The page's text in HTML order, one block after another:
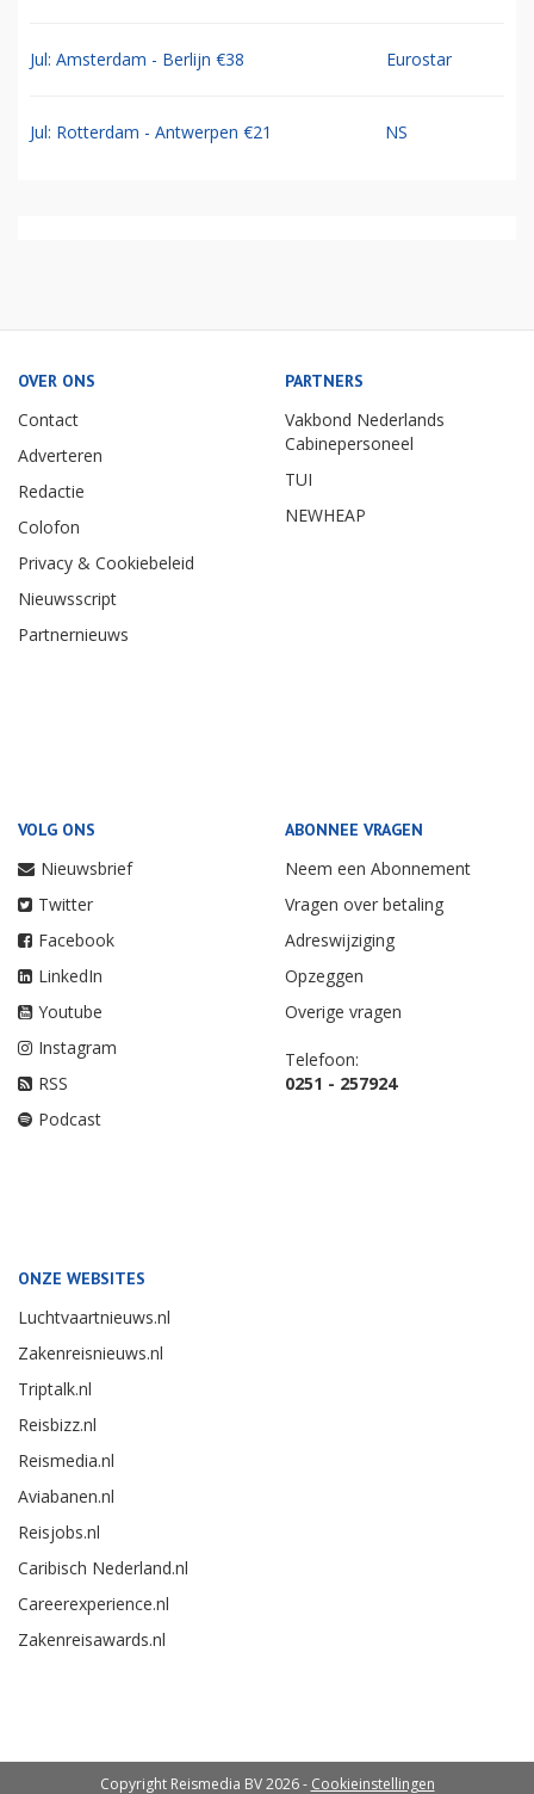
Jul: Amsterdam - Berlijn €38 Eurostar
Jul: Rotterdam - Antwerpen €21 NS
OVER ONS
Contact
Adverteren
Redactie
Colofon
Privacy & Cookiebeleid
Nieuwsscript
Partnernieuws
PARTNERS
Vakbond Nederlands
Cabinepersoneel
TUI
NEWHEAP
VOLG ONS
Nieuwsbrief
Twitter
Facebook
LinkedIn
Youtube
Instagram
RSS
Podcast
ABONNEE VRAGEN
Neem een Abonnement
Vragen over betaling
Adreswijziging
Opzeggen
Overige vragen
Telefoon:
0251 - 257924
ONZE WEBSITES
Luchtvaartnieuws.nl
Zakenreisnieuws.nl
Triptalk.nl
Reisbizz.nl
Reismedia.nl
Aviabanen.nl
Reisjobs.nl
Caribisch Nederland.nl
Careerexperience.nl
Zakenreisawards.nl
Copyright Reismedia BV 2026 - Cookieinstellingen